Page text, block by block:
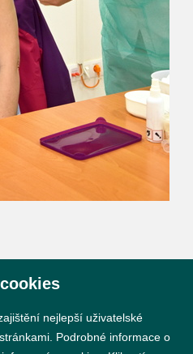
nejlepší uživatelské
Podrobné informace o